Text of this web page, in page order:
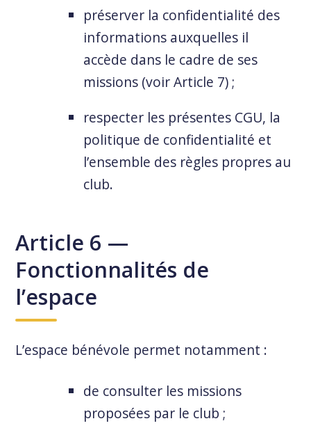
préserver la confidentialité des
informations auxquelles il
accède dans le cadre de ses
missions (voir Article 7) ;
respecter les présentes CGU, la
politique de confidentialité et
l’ensemble des règles propres au
club.
Article 6 —
Fonctionnalités de
l’espace
L’espace bénévole permet notamment :
de consulter les missions
proposées par le club ;